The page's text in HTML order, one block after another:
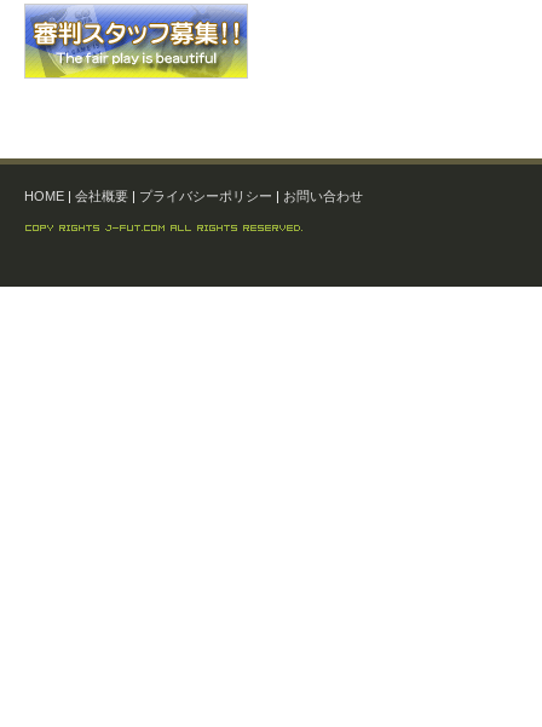
HOME | 会社概要 | プライバシーポリシー | お問い合わせ